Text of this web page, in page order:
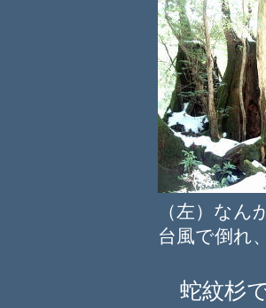
（左）な
台風で倒れ
蛇紋杉